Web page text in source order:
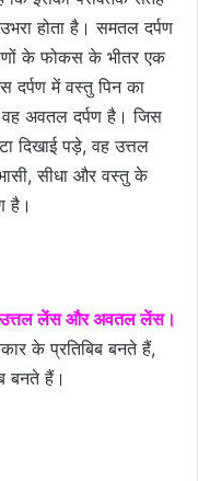
होता है। समतल दर्पण
के फोकस के भीतर एक
दर्पण में वस्तु पिन का
वह अवतल दर्पण है। जिस
दिखाई पड़े, वह उत्तल
सीधा और वस्तु के
है।
लेंस और अवतल लेंस।
के प्रतिबिब बनते हैं,
बनते हैं।